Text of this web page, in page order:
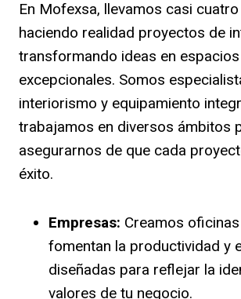
En Mofexsa, llevamos casi
haciendo realidad proyectos de
transformando ideas en
excepcionales. Somos
interiorismo y equipamiento
trabajamos en diversos ámbitos
asegurarnos de que cada
éxito.
Empresas: Creamos
fomentan la productividad y
diseñadas para reflejar la
valores de tu negocio.